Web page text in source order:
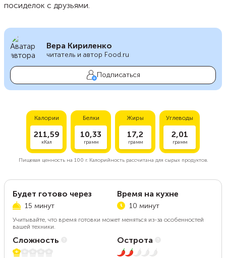
посиделок с друзьями.
Вера Кириленко
читатель и автор Food.ru
Подписаться
Калории
211,59
кКал
Белки
10,33
грамм
Жиры
17,2
грамм
Углеводы
2,01
грамм
Пищевая ценность на 100 г.Калорийность рассчитана для сырых продуктов.
Будет готово через
15 минут
Время на кухне
10 минут
Учитывайте, что время готовки может меняться из-за особенностей
вашей техники.
Сложность
1 из 5
Острота
2 из 5